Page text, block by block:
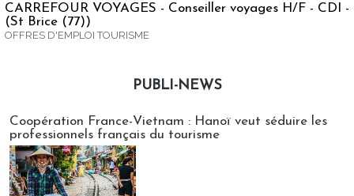
CARREFOUR VOYAGES - Conseiller voyages H/F - CDI -
(St Brice (77))
OFFRES D'EMPLOI TOURISME
PUBLI-NEWS
Coopération France-Vietnam : Hanoï veut séduire les
professionnels français du tourisme